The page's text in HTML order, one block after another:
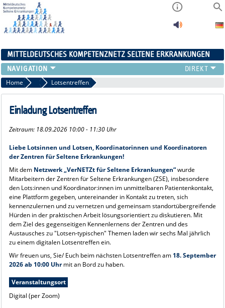
MITTELDEUTSCHES KOMPETENZNETZ SELTENE ERKRANKUNGEN
ÜBERSICHT
A-ZENTRUM
FACHZENTREN
NETZWERKE
KONTAKT
AKTUELLES
Home Fortbildungen und Fallkonferenzen
Lotsentreffen
Einladung Lotsentreffen
Zeitraum: 18.09.2026 10:00 - 11:30 Uhr
Liebe Lotsinnen und Lotsen, Koordinatorinnen und Koordinatoren
der Zentren für Seltene Erkrankungen!
Mit dem Netzwerk „VerNETZt für Seltene Erkrankungen“wurde
Mitarbeitern der Zentren für Seltene Erkrankungen (ZSE), insbesondere
den Lots:innen und Koordinator:innen im unmittelbaren Patientenkontakt,
eine Plattform gegeben, untereinander in Kontakt zu treten, sich
kennenzulernen und zu vernetzen und gemeinsam standortübergreifende
Hürden in der praktischen Arbeit lösungsorientiert zu diskutieren. Mit
dem Ziel des gegenseitigen Kennenlernens der Zentren und des
Austausches zu "Lotsen-typischen" Themen laden wir sechs Mal jährlich
zu einem digitalen Lotsentreffen ein.
Wir freuen uns, Sie/ Euch beim nächsten Lotsentreffen am 18. September
2026 ab 10:00 Uhrmit an Bord zu haben.
Veranstaltungsort
Digital (per Zoom)